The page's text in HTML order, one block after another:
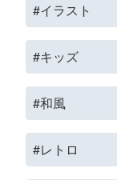
#イラスト
#キッズ
#和風
#レトロ